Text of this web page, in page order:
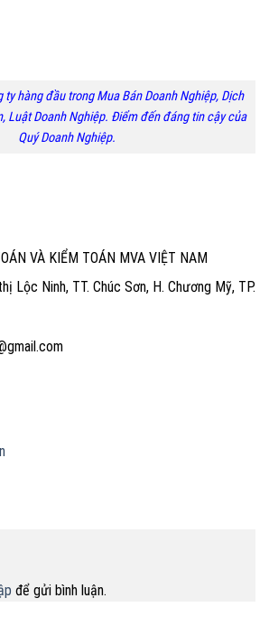
ty hàng đầu trong Mua Bán Doanh Nghiệp, Dịch
Luật Doanh Nghiệp. Điểm đến đáng tin cậy của
Quý Doanh Nghiệp.
VÀ KIỂM TOÁN MVA VIỆT NAM
Lộc Ninh, TT. Chúc Sơn, H. Chương Mỹ, TP.
để gửi bình luận.